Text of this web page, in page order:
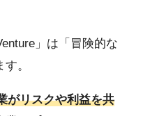
」は「冒険的な
。
がリスクや利益を共